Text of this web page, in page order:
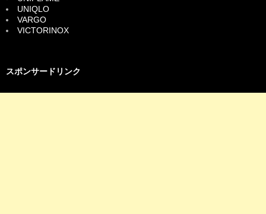
UNIQLO
VARGO
VICTORINOX
スポンサードリンク